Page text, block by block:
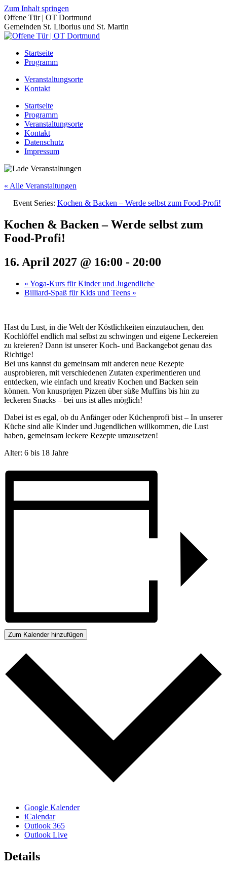
Zum Inhalt springen
Offene Tür | OT Dortmund
Gemeinden St. Liborius und St. Martin
Startseite
Programm
Veranstaltungsorte
Kontakt
Startseite
Programm
Veranstaltungsorte
Kontakt
Datenschutz
Impressum
« Alle Veranstaltungen
Event Series: Kochen & Backen – Werde selbst zum Food-Profi!
Kochen & Backen – Werde selbst zum
Food-Profi!
16. April 2027 @ 16:00 - 20:00
« Yoga-Kurs für Kinder und Jugendliche
Billiard-Spaß für Kids und Teens »
Hast du Lust, in die Welt der Köstlichkeiten einzutauchen, den
Kochlöffel endlich mal selbst zu schwingen und eigene Leckereien
zu kreieren? Dann ist unserer Koch- und Backangebot genau das
Richtige!
Bei uns kannst du gemeinsam mit anderen neue Rezepte
ausprobieren, mit verschiedenen Zutaten experimentieren und
entdecken, wie einfach und kreativ Kochen und Backen sein
können. Von knusprigen Pizzen über süße Muffins bis hin zu
leckeren Snacks – bei uns ist alles möglich!
Dabei ist es egal, ob du Anfänger oder Küchenprofi bist – In unserer
Küche sind alle Kinder und Jugendlichen willkommen, die Lust
haben, gemeinsam leckere Rezepte umzusetzen!
Alter: 6 bis 18 Jahre
Zum Kalender hinzufügen
Google Kalender
iCalendar
Outlook 365
Outlook Live
Details